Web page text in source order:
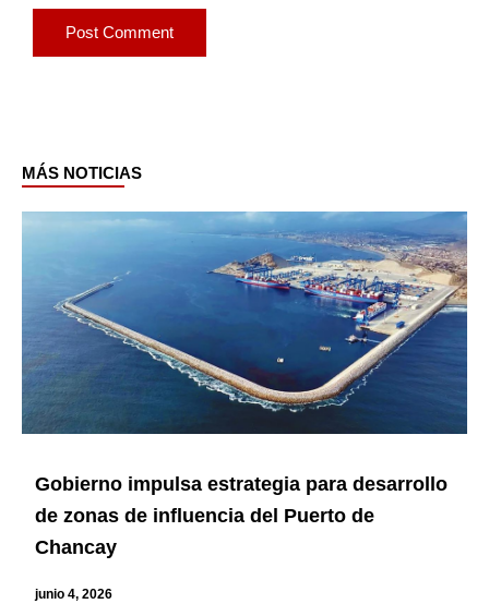
MÁS NOTICIAS
Gobierno impulsa estrategia para desarrollo
de zonas de influencia del Puerto de
Chancay
junio 4, 2026
Page PagePagePagePage Page